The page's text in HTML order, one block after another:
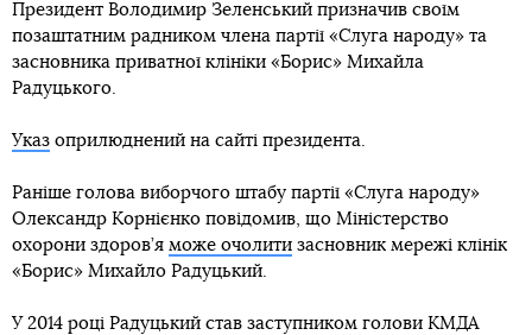
Президент Володимир Зеленський призначив своїм
позаштатним радником члена партії «Слуга народу» та
засновника приватної клініки «Борис» Михайла
Радуцького.
Указ оприлюднений на сайті президента.
Раніше голова виборчого штабу партії «Слуга народу»
Олександр Корнієнко повідомив, що Міністерство
охорони здоров’я може очолити засновник мережі клінік
«Борис» Михайло Радуцький.
У 2014 році Радуцький став заступником голови КМДА